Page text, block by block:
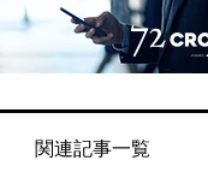
関連記事一覧